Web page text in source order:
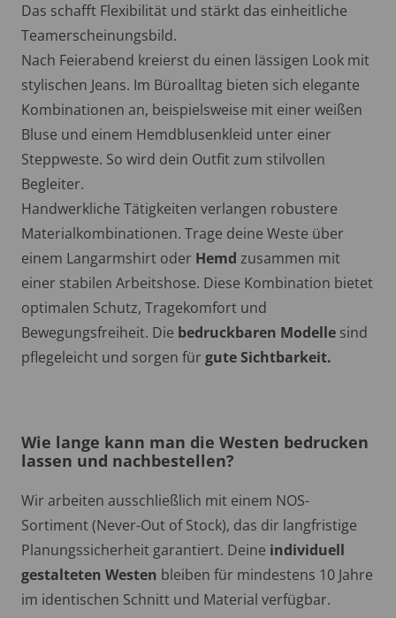
Das schafft Flexibilität und stärkt das einheitliche
Teamerscheinungsbild.
Nach Feierabend kreierst du einen lässigen Look mit
stylischen Jeans. Im Büroalltag bieten sich elegante
Kombinationen an, beispielsweise mit einer weißen
Bluse und einem Hemdblusenkleid unter einer
Steppweste. So wird dein Outfit zum stilvollen
Begleiter.
Handwerkliche Tätigkeiten verlangen robustere
Materialkombinationen. Trage deine Weste über
einem Langarmshirt oder Hemd zusammen mit
einer stabilen Arbeitshose. Diese Kombination bietet
optimalen Schutz, Tragekomfort und
Bewegungsfreiheit. Die bedruckbaren Modelle sind
pflegeleicht und sorgen für gute Sichtbarkeit.
Wie lange kann man die Westen bedrucken
lassen und nachbestellen?
Wir arbeiten ausschließlich mit einem NOS-
Sortiment (Never-Out of Stock), das dir langfristige
Planungssicherheit garantiert. Deine individuell
gestalteten Westen bleiben für mindestens 10 Jahre
im identischen Schnitt und Material verfügbar.